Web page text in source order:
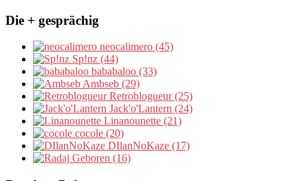
Die + gesprächig
neocalimero (45)
Sp!nz (44)
bababaloo (33)
Ambseb (29)
Retroblogueur (25)
Jack'o'Lantern (24)
Linanounette (21)
cocole (20)
DIlanNoKaze (17)
Geboren (16)